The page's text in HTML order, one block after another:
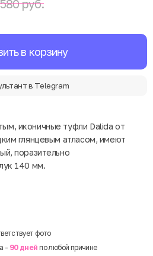
руб.
в корзину
в Telegram
иконичные туфли Dalida от
глянцевым атласом, имеют
поразительно
140 мм.
фото
- 90 дней по любой причине